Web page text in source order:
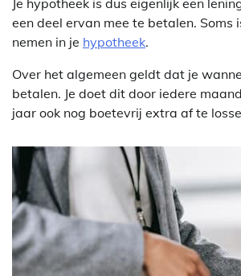
een deel ervan mee te betalen.
nemen in je hypotheek.
Over het algemeen geldt dat je
betalen. Je doet dit door iedere
jaar ook nog boetevrij extra af te